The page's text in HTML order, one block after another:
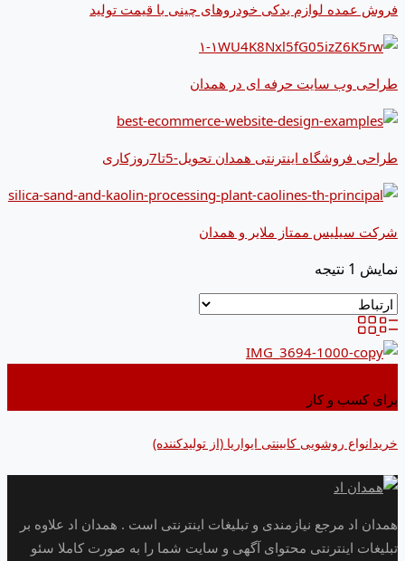
فروش عمده لوازم یدکی خودروهای چینی با قیمت تولید
طراحی وب سایت حرفه ای در همدان
طراحی فروشگاه اینترنتی همدان تحویل-5تا7روزکاری
شرکت سیلیس ممتاز ملایر و همدان
نمایش 1 نتیجه
برای کسب و کار
خریدانواع روشویی کابینتی ایواریا (از تولیدکننده)
همدان اد مرجع نیازمندی و تبلیغات اینترنتی است . همدان اد علاوه بر
تبلیغات اینترنتی محتوای آگهی و سایت شما را به صورت کاملا سئو